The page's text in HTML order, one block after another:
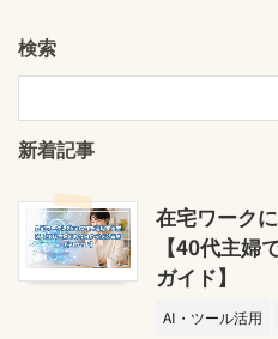
検索
新着記事
在宅ワーク
【40代主婦
ガイド】
AI・ツール活用